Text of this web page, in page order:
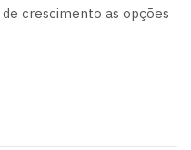
crescimento as opções